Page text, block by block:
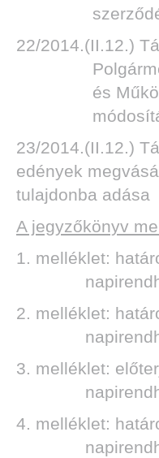
22/2014.(II.12.)
és
23/2014.(II.12.)
edények
tulajdonba adása
A jegyzőkönyv
1. melléklet:
2. melléklet:
3. melléklet:
4. melléklet: